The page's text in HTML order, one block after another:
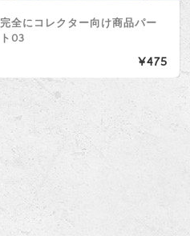
完全にコレクター向け商品パー
ト03
¥475